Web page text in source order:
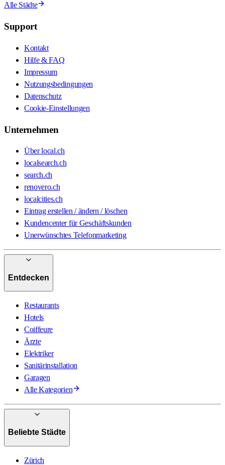
Alle Städte
Support
Kontakt
Hilfe & FAQ
Impressum
Nutzungsbedingungen
Datenschutz
Cookie-Einstellungen
Unternehmen
Über local.ch
localsearch.ch
search.ch
renovero.ch
localcities.ch
Eintrag erstellen / ändern / löschen
Kundencenter für Geschäftskunden
Unerwünschtes Telefonmarketing
Entdecken
Restaurants
Hotels
Coiffeure
Ärzte
Elektriker
Sanitärinstallation
Garagen
Alle Kategorien
Beliebte Städte
Zürich